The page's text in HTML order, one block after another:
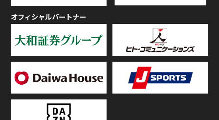
オフィシャルパートナー